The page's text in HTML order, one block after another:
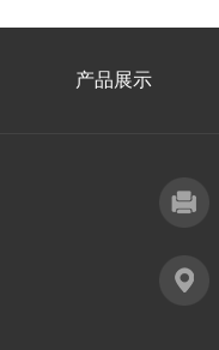
产品展示